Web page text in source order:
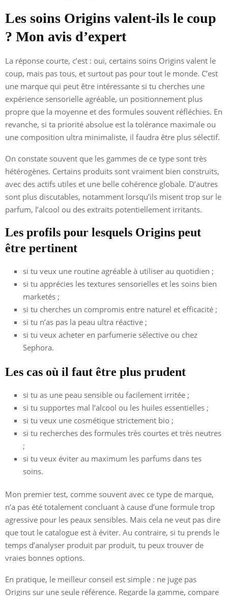
Les soins Origins valent-ils le coup
? Mon avis d’expert
La réponse courte, c’est : oui, certains soins Origins valent le
coup, mais pas tous, et surtout pas pour tout le monde. C’est
une marque qui peut être intéressante si tu cherches une
expérience sensorielle agréable, un positionnement plus
propre que la moyenne et des formules souvent réfléchies. En
revanche, si ta priorité absolue est la tolérance maximale ou
une composition ultra minimaliste, il faudra être plus sélectif.
On constate souvent que les gammes de ce type sont très
hétérogènes. Certains produits sont vraiment bien construits,
avec des actifs utiles et une belle cohérence globale. D’autres
sont plus discutables, notamment lorsqu’ils misent trop sur le
parfum, l’alcool ou des extraits potentiellement irritants.
Les profils pour lesquels Origins peut
être pertinent
si tu veux une routine agréable à utiliser au quotidien ;
si tu apprécies les textures sensorielles et les soins bien
marketés ;
si tu cherches un compromis entre naturel et efficacité ;
si tu n’as pas la peau ultra réactive ;
si tu veux acheter en parfumerie sélective ou chez
Sephora.
Les cas où il faut être plus prudent
si tu as une peau sensible ou facilement irritée ;
si tu supportes mal l’alcool ou les huiles essentielles ;
si tu veux une cosmétique strictement bio ;
si tu recherches des formules très courtes et très neutres
;
si tu veux éviter au maximum les parfums dans tes
soins.
Mon premier test, comme souvent avec ce type de marque,
n’a pas été totalement concluant à cause d’une formule trop
agressive pour les peaux sensibles. Mais cela ne veut pas dire
que tout le catalogue est à éviter. Au contraire, si tu prends le
temps d’analyser produit par produit, tu peux trouver de
vraies bonnes options.
En pratique, le meilleur conseil est simple : ne juge pas
Origins sur une seule référence. Regarde la gamme, compare